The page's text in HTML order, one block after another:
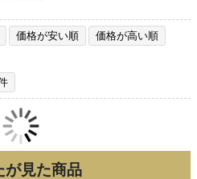
価格が安い順
価格が高い順
が見た商品